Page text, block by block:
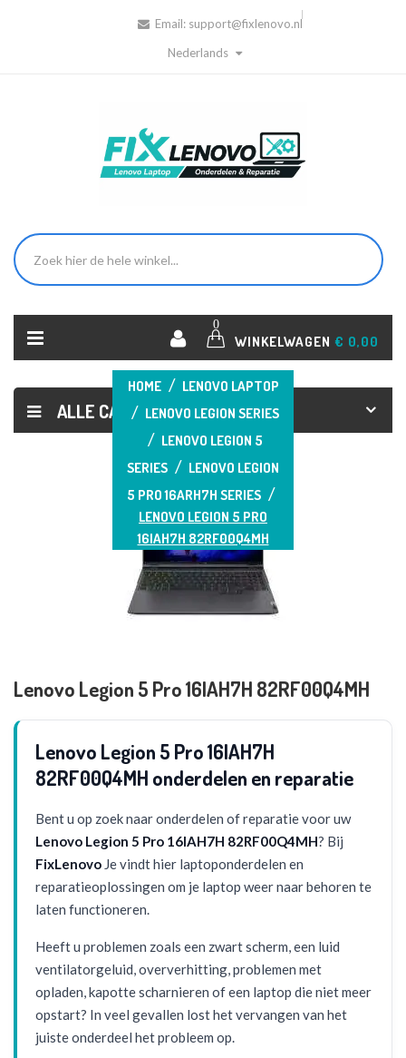
Email: support@fixlenovo.nl
Nederlands
0
WINKELWAGEN € 0,00
ALLE CATEGORIEËN
HOME
LENOVO LAPTOP
LENOVO LEGION SERIES
LENOVO LEGION 5
SERIES
LENOVO LEGION
5 PRO 16ARH7H SERIES
LENOVO LEGION 5 PRO
16IAH7H 82RF00Q4MH
Lenovo Legion 5 Pro 16IAH7H 82RF00Q4MH
Lenovo Legion 5 Pro 16IAH7H
82RF00Q4MH onderdelen en reparatie
Bent u op zoek naar onderdelen of reparatie voor uw
Lenovo Legion 5 Pro 16IAH7H 82RF00Q4MH? Bij
FixLenovo Je vindt hier laptoponderdelen en
reparatieoplossingen om je laptop weer naar behoren te
laten functioneren.
Heeft u problemen zoals een zwart scherm, een luid
ventilatorgeluid, oververhitting, problemen met
opladen, kapotte scharnieren of een laptop die niet meer
opstart? In veel gevallen lost het vervangen van het
juiste onderdeel het probleem op.